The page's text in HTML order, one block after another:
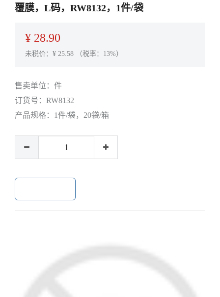
覆膜，L码，RW8132，1件/袋
¥ 28.90
未税价：¥ 25.58 （税率：13%）
售卖单位： 件
订货号： RW8132
产品规格： 1件/袋，20袋/箱